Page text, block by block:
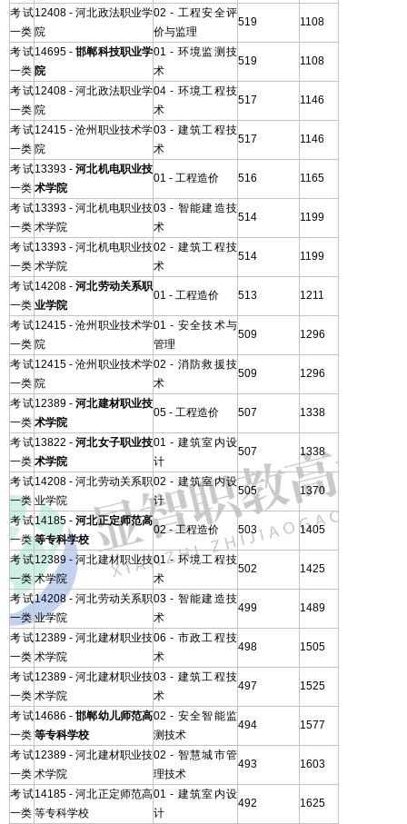
考试
一类
12408 - 河北政法职业学
院
02 - 工程安全评
价与监理
519 1108
考试
一类
14695 -邯郸科技职业学
院
01 - 环境监测技
术
519 1108
考试
一类
12408 - 河北政法职业学
院
04 - 环境工程技
术
517 1146
考试
一类
12415 - 沧州职业技术学
院
03 - 建筑工程技
术
517 1146
考试
一类
13393 -河北机电职业技
术学院
01 - 工程造价 516 1165
考试
一类
13393 - 河北机电职业技
术学院
03 - 智能建造技
术
514 1199
考试
一类
13393 - 河北机电职业技
术学院
02 - 建筑工程技
术
514 1199
考试
一类
14208 -河北劳动关系职
业学院
01 - 工程造价 513 1211
考试
一类
12415 - 沧州职业技术学
院
01 - 安全技术与
管理
509 1296
考试
一类
12415 - 沧州职业技术学
院
02 - 消防救援技
术
509 1296
考试
一类
12389 -河北建材职业技
术学院
05 - 工程造价 507 1338
考试
一类
13822 -河北女子职业技
术学院
01 - 建筑室内设
计
507 1338
考试
一类
14208 - 河北劳动关系职
业学院
02 - 建筑室内设
计
505 1370
考试
一类
14185 -河北正定师范高
等专科学校
02 - 工程造价 503 1405
考试
一类
12389 - 河北建材职业技
术学院
01 - 环境工程技
术
502 1425
考试
一类
14208 - 河北劳动关系职
业学院
03 - 智能建造技
术
499 1489
考试
一类
12389 - 河北建材职业技
术学院
06 - 市政工程技
术
498 1505
考试
一类
12389 - 河北建材职业技
术学院
03 - 建筑工程技
术
497 1525
考试
一类
14686 -邯郸幼儿师范高
等专科学校
02 - 安全智能监
测技术
494 1577
考试
一类
12389 - 河北建材职业技
术学院
02 - 智慧城市管
理技术
493 1603
考试
一类
14185 - 河北正定师范高
等专科学校
01 - 建筑室内设
计
492 1625